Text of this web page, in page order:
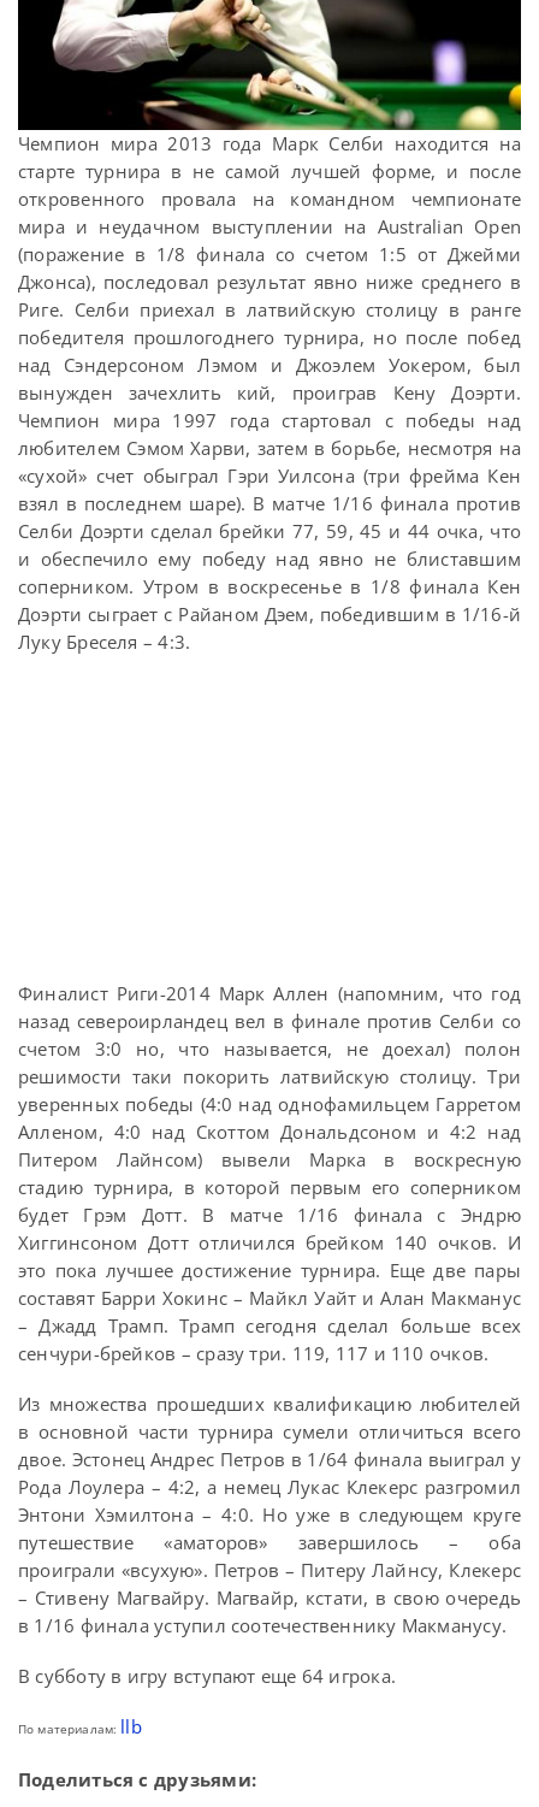
Чемпион мира 2013 года Марк Селби находится на
старте турнира в не самой лучшей форме, и после
откровенного провала на командном чемпионате
мира и неудачном выступлении на Australian Open
(поражение в 1/8 финала со счетом 1:5 от Джейми
Джонса), последовал результат явно ниже среднего в
Риге. Селби приехал в латвийскую столицу в ранге
победителя прошлогоднего турнира, но после побед
над Сэндерсоном Лэмом и Джоэлем Уокером, был
вынужден зачехлить кий, проиграв Кену Доэрти.
Чемпион мира 1997 года стартовал с победы над
любителем Сэмом Харви, затем в борьбе, несмотря на
«сухой» счет обыграл Гэри Уилсона (три фрейма Кен
взял в последнем шаре). В матче 1/16 финала против
Селби Доэрти сделал брейки 77, 59, 45 и 44 очка, что
и обеспечило ему победу над явно не блиставшим
соперником. Утром в воскресенье в 1/8 финала Кен
Доэрти сыграет с Райаном Дэем, победившим в 1/16-й
Луку Бреселя – 4:3.
Финалист Риги-2014 Марк Аллен (напомним, что год
назад североирландец вел в финале против Селби со
счетом 3:0 но, что называется, не доехал) полон
решимости таки покорить латвийскую столицу. Три
уверенных победы (4:0 над однофамильцем Гарретом
Алленом, 4:0 над Скоттом Дональдсоном и 4:2 над
Питером Лайнсом) вывели Марка в воскресную
стадию турнира, в которой первым его соперником
будет Грэм Дотт. В матче 1/16 финала с Эндрю
Хиггинсоном Дотт отличился брейком 140 очков. И
это пока лучшее достижение турнира. Еще две пары
составят Барри Хокинс – Майкл Уайт и Алан Макманус
– Джадд Трамп. Трамп сегодня сделал больше всех
сенчури-брейков – сразу три. 119, 117 и 110 очков.
Из множества прошедших квалификацию любителей
в основной части турнира сумели отличиться всего
двое. Эстонец Андрес Петров в 1/64 финала выиграл у
Рода Лоулера – 4:2, а немец Лукас Клекерс разгромил
Энтони Хэмилтона – 4:0. Но уже в следующем круге
путешествие «аматоров» завершилось – оба
проиграли «всухую». Петров – Питеру Лайнсу, Клекерс
– Стивену Магвайру. Магвайр, кстати, в свою очередь
в 1/16 финала уступил соотечественнику Макманусу.
В субботу в игру вступают еще 64 игрока.
По материалам: llb
Поделиться с друзьями: